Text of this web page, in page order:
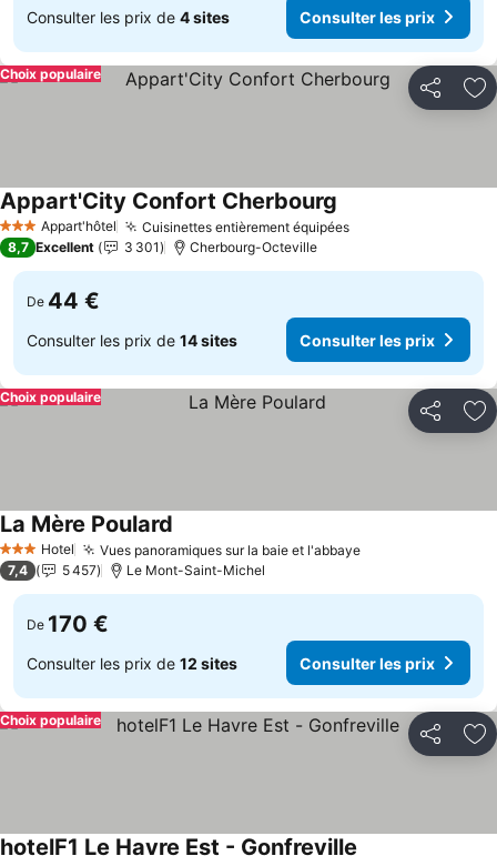
Consulter les prix de 4 sites Consulter les prix
Partager
Choix populaire
3 ÉtoilesAppart'hôtel Cuisinettes entièrement équipées
Appart'City Confort Cherbourg
8,7 Excellent 3 301 Cherbourg-Octeville
De 44 €
Consulter les prix de 14 sites Consulter les prix
Partager
Choix populaire
3 ÉtoilesHotel Vues panoramiques sur la baie et l'abbaye
La Mère Poulard
7,4 5 457 Le Mont-Saint-Michel
De 170 €
Consulter les prix de 12 sites Consulter les prix
Partager
Choix populaire
hotelF1 Le Havre Est - Gonfreville